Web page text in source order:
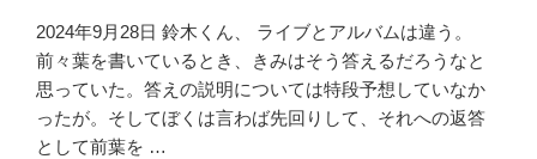
2024年9月28日 鈴木くん、 ライブとアルバムは違う。
前々葉を書いているとき、きみはそう答えるだろうなと
思っていた。答えの説明については特段予想していなか
ったが。そしてぼくは言わば先回りして、それへの返答
として前葉を …